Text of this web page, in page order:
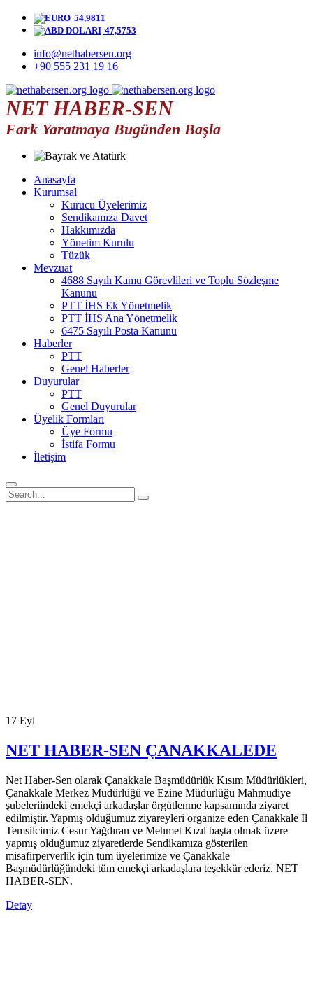
54,9811
47,5753
info@nethabersen.org
+90 555 231 19 16
NET HABER-SEN
Fark Yaratmaya Bugünden Başla
Anasayfa
Kurumsal
Kurucu Üyelerimiz
Sendikamıza Davet
Hakkımızda
Yönetim Kurulu
Tüzük
Mevzuat
4688 Sayılı Kamu Görevlileri ve Toplu Sözleşme
Kanunu
PTT İHS Ek Yönetmelik
PTT İHS Ana Yönetmelik
6475 Sayılı Posta Kanunu
Haberler
PTT
Genel Haberler
Duyurular
PTT
Genel Duyurular
Üyelik Formları
Üye Formu
İstifa Formu
İletişim
17 Eyl
NET HABER-SEN ÇANAKKALEDE
Net Haber-Sen olarak Çanakkale Başmüdürlük Kısım Müdürlükleri,
Çanakkale Merkez Müdürlüğü ve Ezine Müdürlüğü Mahmudiye
şubeleriindeki emekçi arkadaşlar örgütlenme kapsamında ziyaret
edilmiştir. Yapmış olduğumuz ziyareyleri organize eden Çanakkale İl
Temsilcimiz Cesur Yağdıran ve Mehmet Kızıl başta olmak üzere
yapmış olduğumuz ziyaretlerde Sendikamıza gösterilen
misafirperverlik için tüm üyelerimize ve Çanakkale
Başmüdürlüğündeki tüm emekçi arkadaşlara teşekkür ederiz. NET
HABER-SEN.
Detay